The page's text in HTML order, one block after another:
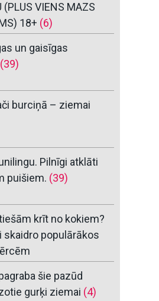
(PLUS VIENS MAZS
18+ (6)
un gaisīgas
(39)
burciņā – ziemai
Pilnīgi atklāti
puišiem. (39)
krīt no kokiem?
skaidro populārākos
šie pazūd
gurķi ziemai (4)